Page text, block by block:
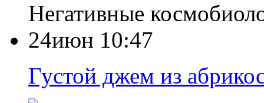
Негативные
24июн 10:47
Густой джем из